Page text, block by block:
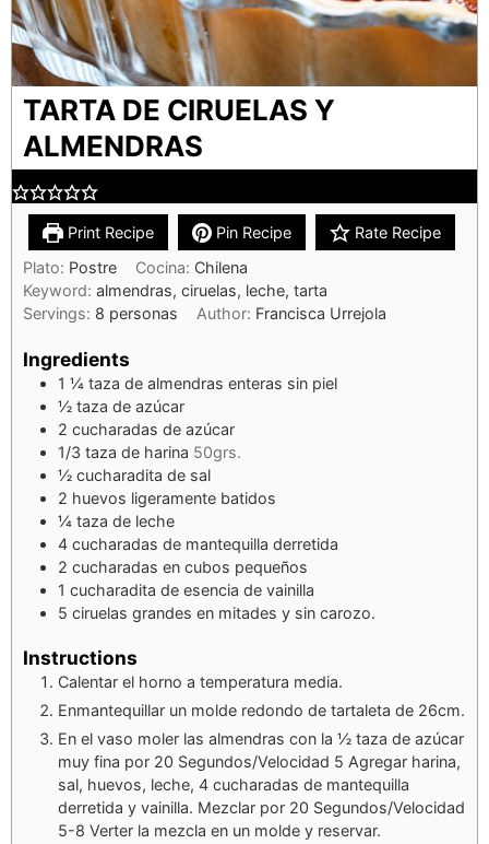
TARTA DE CIRUELAS Y
ALMENDRAS
Print Recipe Pin Recipe
Rate Recipe
Plato: Postre Cocina: Chilena
Keyword: almendras, ciruelas, leche, tarta
Servings: 8 personas Author: Francisca Urrejola
Ingredients
1 ¼ taza de almendras enteras sin piel
½ taza de azúcar
2 cucharadas de azúcar
1/3 taza de harina 50grs.
½ cucharadita de sal
2 huevos ligeramente batidos
¼ taza de leche
4 cucharadas de mantequilla derretida
2 cucharadas en cubos pequeños
1 cucharadita de esencia de vainilla
5 ciruelas grandes en mitades y sin carozo.
Instructions
Calentar el horno a temperatura media.
Enmantequillar un molde redondo de tartaleta de 26cm.
En el vaso moler las almendras con la ½ taza de azúcar
muy fina por 20 Segundos/Velocidad 5 Agregar harina,
sal, huevos, leche, 4 cucharadas de mantequilla
derretida y vainilla. Mezclar por 20 Segundos/Velocidad
5-8 Verter la mezcla en un molde y reservar.